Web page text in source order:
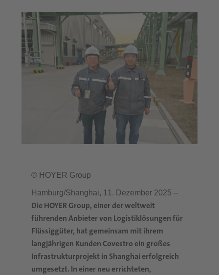
© HOYER Group
Hamburg/Shanghai, 11. Dezember 2025 –
Die HOYER Group, einer der weltweit
führenden Anbieter von Logistiklösungen für
Flüssiggüter, hat gemeinsam mit ihrem
langjährigen Kunden Covestro ein großes
Infrastrukturprojekt in Shanghai erfolgreich
umgesetzt. In einer neu errichteten,